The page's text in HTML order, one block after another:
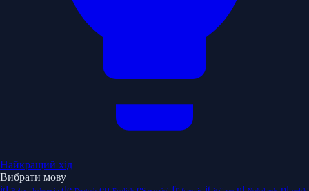
Найкращий хід
Вибрати мову